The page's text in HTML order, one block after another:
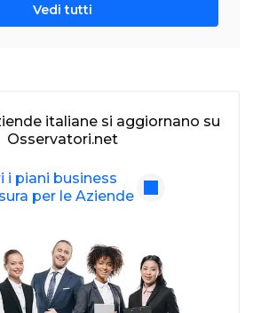
Vedi tutti
italiane si aggiornano su
Osservatori.net
i piani business
per le Aziende